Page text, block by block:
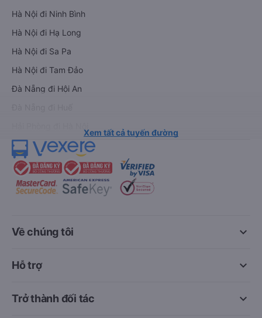
Hà Nội đi Ninh Bình
Hà Nội đi Hạ Long
Hà Nội đi Sa Pa
Hà Nội đi Tam Đảo
Đà Nẵng đi Hội An
Xem tất cả tuyến đường
keyboard_arrow_down
Về chúng tôi
keyboard_arrow_down
Hỗ trợ
keyboard_arrow_down
Trở thành đối tác